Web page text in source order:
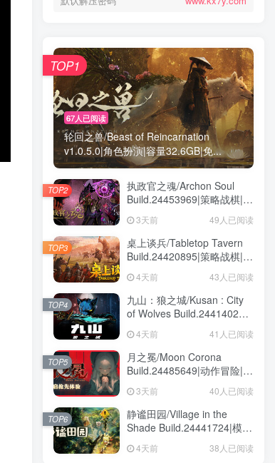
67人已阅读
轮回之兽/Beast of Reincarnation
v1.0.5.0|角色扮演|容量32.6GB|免...
TOP1
执政官之魂/Archon Soul
Build.24453969|策略战棋|容
3天前 49人已阅读
TOP2
桌上谈兵/Tabletop Tavern
Build.24420895|策略战棋|容
量5.9GB|免安装绿色中文版
4天前 43人已阅读
TOP3
九山：狼之城/Kusan : City
of Wolves Build.24414028|
动作冒险|容量1.6GB|免安装
绿色中文版
4天前 41人已阅读
TOP4
月之冕/Moon Corona
Build.24485649|动作冒险|容
量12.1GB|免安装绿色中文版
3天前 40人已阅读
TOP5
静谧田园/Village in the
Shade Build.24441724|模拟
经营|容量8GB|免安装绿色中
文版4天前 38人已阅读
TOP6